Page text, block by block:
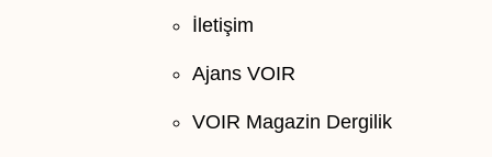
İletişim
Ajans VOIR
VOIR Magazin Dergilik